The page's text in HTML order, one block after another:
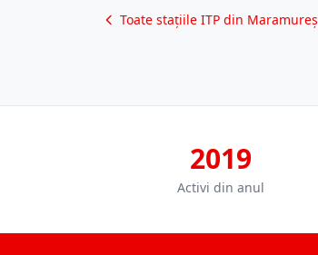
Toate stațiile ITP din Maramureș
2019
Activi din anul